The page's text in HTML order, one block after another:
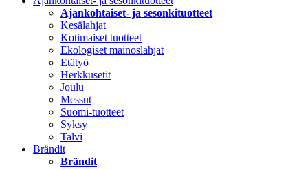
Ajankohtaiset- ja sesonkituotteet
Kesälahjat
Kotimaiset tuotteet
Ekologiset mainoslahjat
Etätyö
Herkkusetit
Joulu
Messut
Suomi-tuotteet
Syksy
Talvi
Brändit
Brändit